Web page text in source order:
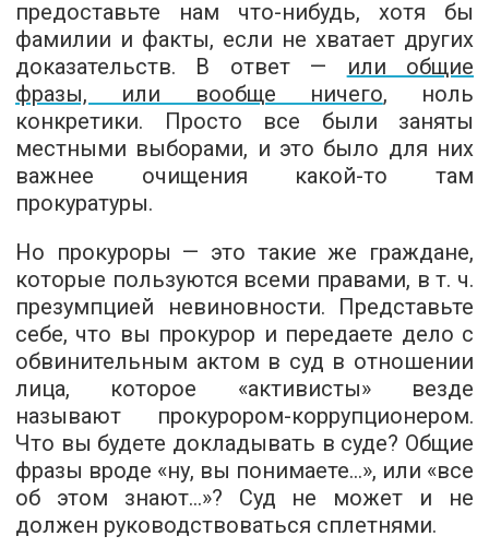
предоставьте нам что-нибудь, хотя бы
фамилии и факты, если не хватает других
доказательств. В ответ — или общие
фразы, или вообще ничего, ноль
конкретики. Просто все были заняты
местными выборами, и это было для них
важнее очищения какой-то там
прокуратуры.
Но прокуроры — это такие же граждане,
которые пользуются всеми правами, в т. ч.
презумпцией невиновности. Представьте
себе, что вы прокурор и передаете дело с
обвинительным актом в суд в отношении
лица, которое «активисты» везде
называют прокурором-коррупционером.
Что вы будете докладывать в суде? Общие
фразы вроде «ну, вы понимаете...», или «все
об этом знают...»? Суд не может и не
должен руководствоваться сплетнями.